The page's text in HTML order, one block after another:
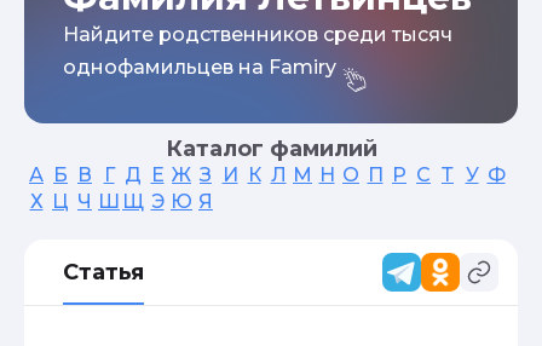
Найдите родственников среди тысяч
однофамильцев на Famiry
Каталог фамилий
А Б В Г Д Е Ж З И К Л М Н О П Р С Т У Ф
Х Ц Ч Ш Щ Э Ю Я
Статья